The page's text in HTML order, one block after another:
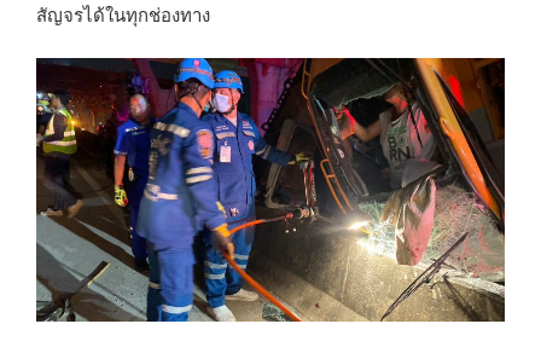
สัญจรได้ในทุกช่องทาง